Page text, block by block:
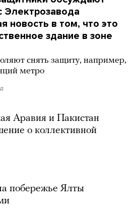
Электрозавода
новость в том, что это
здание в зоне
снять защиту, например,
метро
Аравия и Пакистан
о коллективной
побережье Ялты